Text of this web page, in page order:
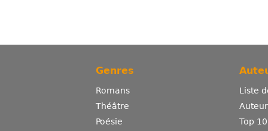
Genres
Romans
Théâtre
Poésie
Liste
Top